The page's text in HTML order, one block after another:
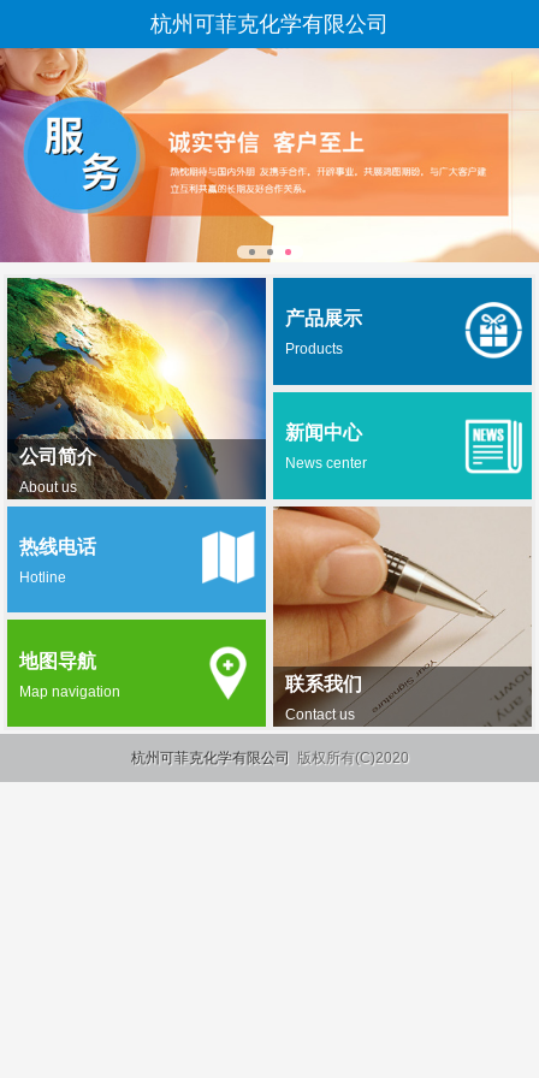
杭州可菲克化学有限公司
公司简介
About us
产品展示
Products
新闻中心
News center
联系我们
Contact us
热线电话
Hotline
地图导航
Map navigation
杭州可菲克化学有限公司 版权所有(C)2020